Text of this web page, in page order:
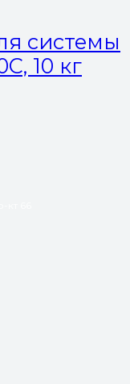
системы
10 кг